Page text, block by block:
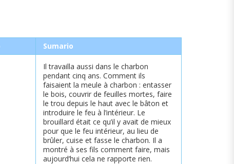
Sumario
Il travailla aussi dans le charbon
pendant cinq ans. Comment ils
faisaient la meule à charbon : entasser
le bois, couvrir de feuilles mortes, faire
le trou depuis le haut avec le bâton et
introduire le feu à l’intérieur. Le
brouillard était ce qu’il y avait de mieux
pour que le feu intérieur, au lieu de
brûler, cuise et fasse le charbon. Il a
montré à ses fils comment faire, mais
aujourd’hui cela ne rapporte rien.